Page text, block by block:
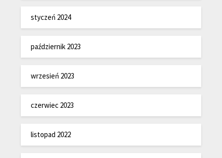
styczeń 2024
październik 2023
wrzesień 2023
czerwiec 2023
listopad 2022